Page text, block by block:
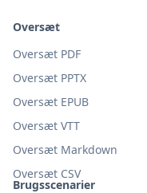
Brugsscenarier
Oversæt
Oversæt PDF
Oversæt PPTX
Oversæt EPUB
Oversæt VTT
Oversæt Markdown
Oversæt CSV